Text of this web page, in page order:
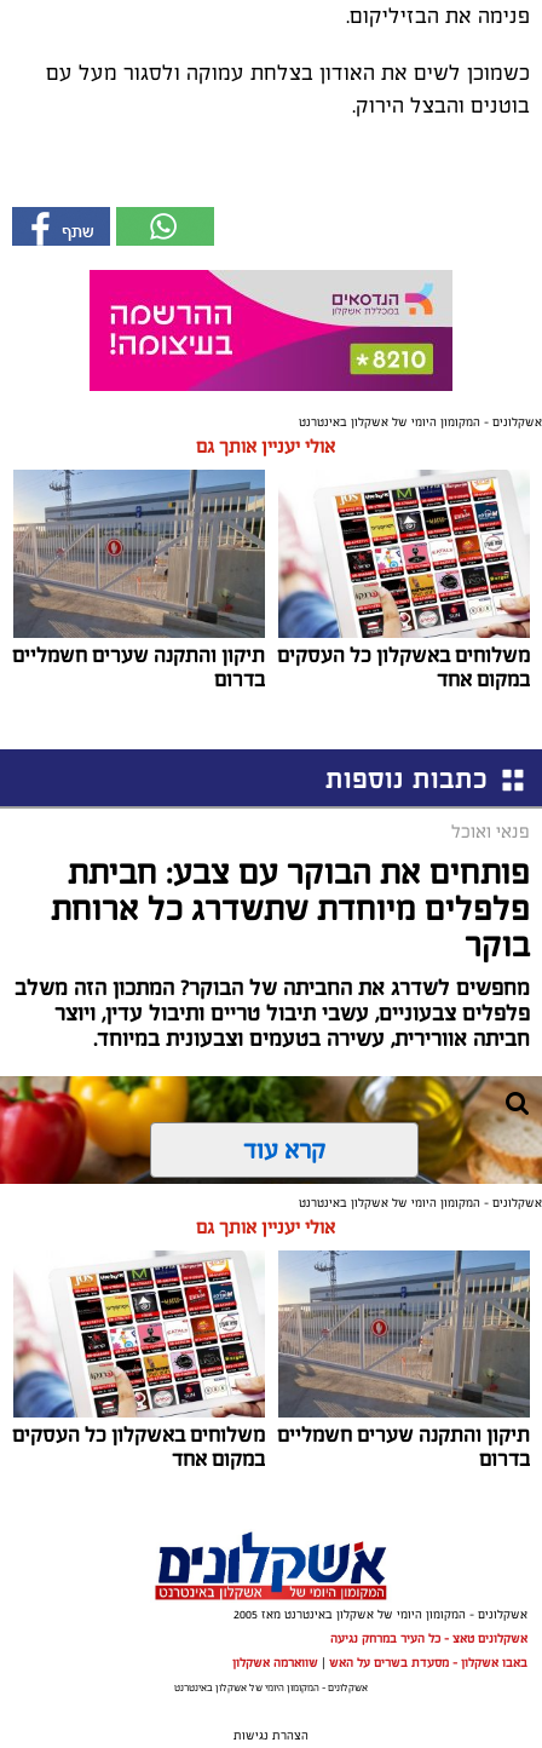
פנימה את הבזיליקום.
כשמוכן לשים את האודון בצלחת עמוקה ולסגור מעל עם
בוטנים והבצל הירוק.
אשקלונים - המקומון היומי של אשקלון באינטרנט
אולי יעניין אותך גם
משלוחים באשקלון כל העסקים
במקום אחד
תיקון והתקנה שערים חשמליים
בדרום
כתבות נוספות
פנאי ואוכל
פותחים את הבוקר עם צבע: חביתת
פלפלים מיוחדת שתשדרג כל ארוחת
בוקר
מחפשים לשדרג את החביתה של הבוקר? המתכון הזה משלב
פלפלים צבעוניים, עשבי תיבול טריים ותיבול עדין, ויוצר
חביתה אוורירית, עשירה בטעמים וצבעונית במיוחד.
קרא עוד
אשקלונים - המקומון היומי של אשקלון באינטרנט
אולי יעניין אותך גם
תיקון והתקנה שערים חשמליים
בדרום
משלוחים באשקלון כל העסקים
במקום אחד
אשקלונים - המקומון היומי של אשקלון באינטרנט מאז 2005
אשקלונים טאצ - כל העיר במרחק נגיעה
באבו אשקלון - מסעדת בשרים על האש | שווארמה אשקלון
אשקלונים - המקומון היומי של אשקלון באינטרנט
הצהרת נגישות